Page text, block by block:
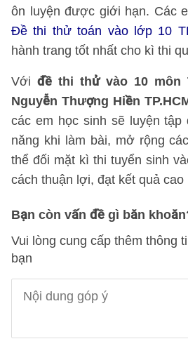
ôn luyện được giới hạn. Các
Đề thi thử toán vào lớp 10
hành trang tốt nhất cho kì thi
Với đề thi thử vào 10 môn
Nguyễn Thượng Hiền
các em học sinh sẽ luyện
năng khi làm bài, mở rộng
thể đối mặt kì thi tuyển sinh
cách thuận lợi, đạt kết quả cao
Bạn còn vấn đề gì băn
Vui lòng cung cấp thêm thông
bạn